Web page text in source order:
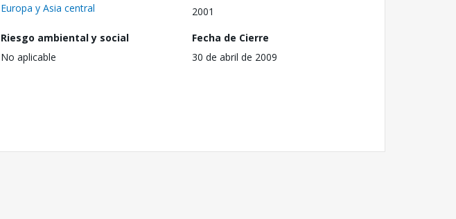
Europa y Asia central
2001
Riesgo ambiental y social
No aplicable
Fecha de Cierre
30 de abril de 2009